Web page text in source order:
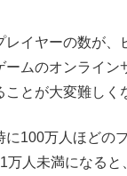
レイヤーの数が、
ームのオンライン
とが大変難しく
に100万人ほどの
万人未満になると